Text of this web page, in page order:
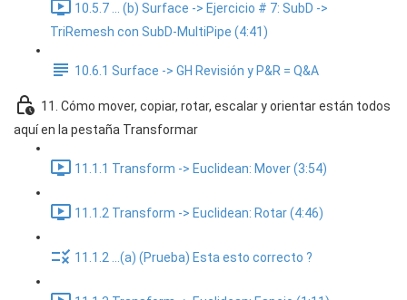
10.5.7 ... (b) Surface -> Ejercicio # 7: SubD ->
TriRemesh con SubD-MultiPipe (4:41)
10.6.1 Surface -> GH Revisión y P&R = Q&A
11. Cómo mover, copiar, rotar, escalar y orientar están todos
aquí en la pestaña Transformar
11.1.1 Transform -> Euclidean: Mover (3:54)
11.1.2 Transform -> Euclidean: Rotar (4:46)
11.1.2 ...(a) (Prueba) Esta esto correcto ?